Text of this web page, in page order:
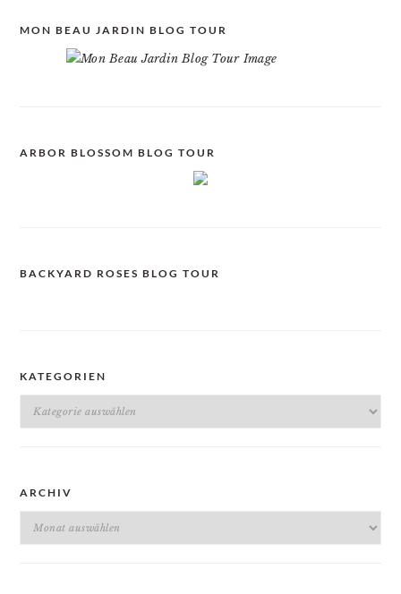
MON BEAU JARDIN BLOG TOUR
ARBOR BLOSSOM BLOG TOUR
BACKYARD ROSES BLOG TOUR
KATEGORIEN
Kategorien
ARCHIV
Archiv